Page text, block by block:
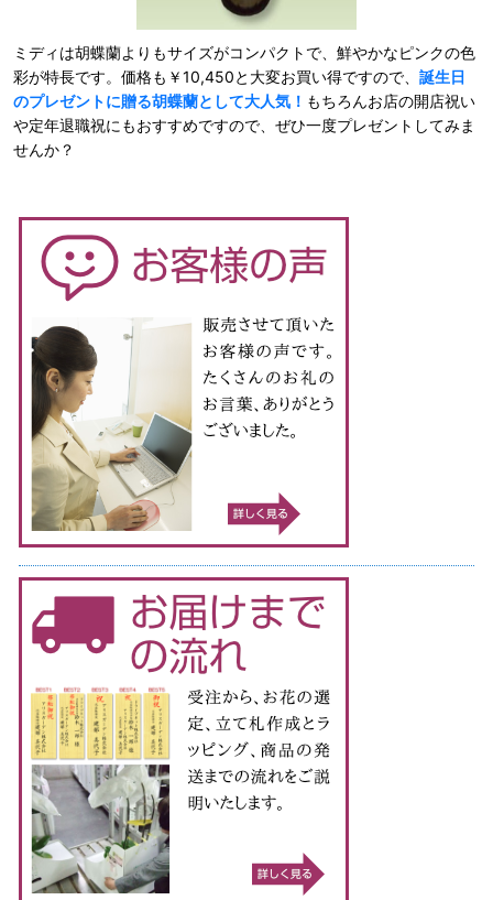
ミディは胡蝶蘭よりもサイズがコンパクトで、鮮やかなピンクの色
彩が特長です。価格も￥10,450と大変お買い得ですので、 誕生日
のプレゼントに贈る胡蝶蘭として大人気！ もちろんお店の開店祝い
や定年退職祝にもおすすめですので、ぜひ一度プレゼントしてみま
せんか？